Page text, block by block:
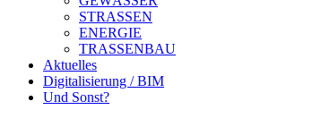
STRASSEN
ENERGIE
TRASSENBAU
Aktuelles
Digitalisierung / BIM
Und Sonst?